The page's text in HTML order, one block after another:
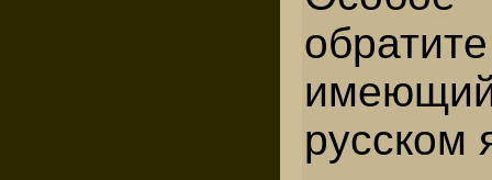
русском